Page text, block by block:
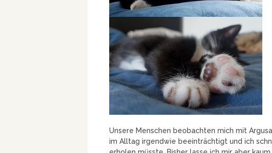
Unsere Menschen beobachten mich mit
im Alltag irgendwie beeinträchtigt und ich